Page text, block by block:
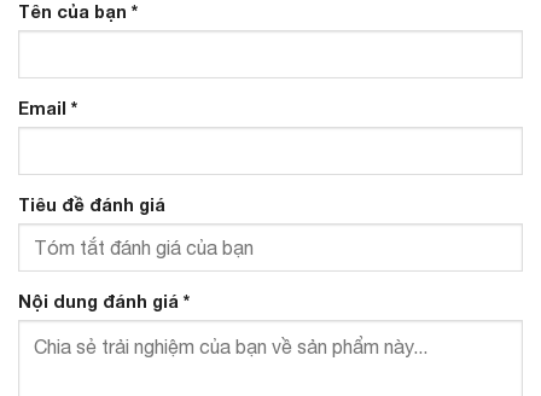
Tên của bạn *
Email *
Tiêu đề đánh giá
Nội dung đánh giá *